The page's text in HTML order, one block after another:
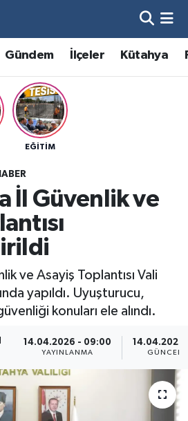
Gündem İlçeler Kütahya
EĞITIM
İl Güvenlik ve
ve Asayiş Toplantısı Vali
yapıldı. Uyuşturucu,
konuları ele alındı.
14.04.2026 - 09:00
YAYINLANMA
14.04.2026
ve Fikstür